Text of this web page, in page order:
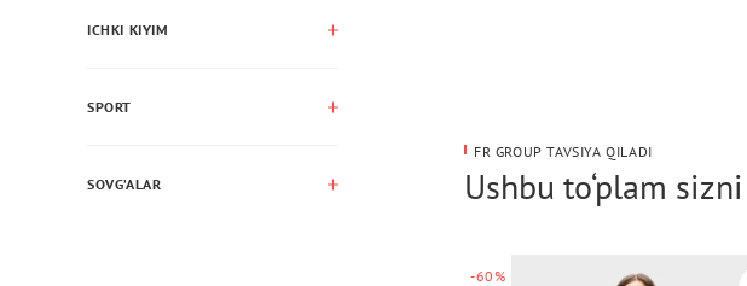
ICHKI KIYIM
SPORT
SOVG’ALAR
FR GROUP TAVSIYA QILADI
Ushbu to‘plam
-60%